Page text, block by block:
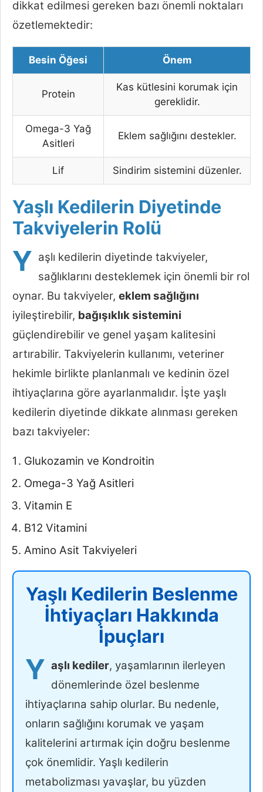
dikkat edilmesi gereken bazı önemli noktaları
özetlemektedir:
Besin Öğesi Önem
Protein
Kas kütlesini korumak için
gereklidir.
Omega-3 Yağ
Asitleri
Eklem sağlığını destekler.
Lif Sindirim sistemini düzenler.
Yaşlı Kedilerin Diyetinde
Takviyelerin Rolü
Y aşlı kedilerin diyetinde takviyeler,
sağlıklarını desteklemek için önemli bir rol
oynar. Bu takviyeler, eklem sağlığını
iyileştirebilir, bağışıklık sistemini
güçlendirebilir ve genel yaşam kalitesini
artırabilir. Takviyelerin kullanımı, veteriner
hekimle birlikte planlanmalı ve kedinin özel
ihtiyaçlarına göre ayarlanmalıdır. İşte yaşlı
kedilerin diyetinde dikkate alınması gereken
bazı takviyeler:
Glukozamin ve Kondroitin
Omega-3 Yağ Asitleri
Vitamin E
B12 Vitamini
Amino Asit Takviyeleri
Yaşlı Kedilerin Beslenme
İhtiyaçları Hakkında
İpuçları
Y aşlı kediler, yaşamlarının ilerleyen
dönemlerinde özel beslenme
ihtiyaçlarına sahip olurlar. Bu nedenle,
onların sağlığını korumak ve yaşam
kalitelerini artırmak için doğru beslenme
çok önemlidir. Yaşlı kedilerin
metabolizması yavaşlar, bu yüzden